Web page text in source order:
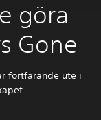
göra
Gone
fortfarande ute i